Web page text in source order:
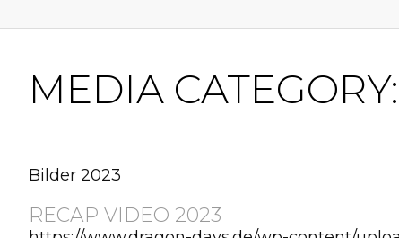
MEDIA CATEGORY:
Bilder 2023
RECAP VIDEO 2023